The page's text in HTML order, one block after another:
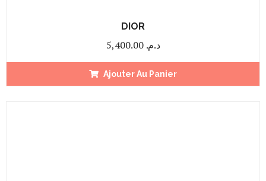
DIOR
د.م. 5,400.00
Ajouter Au Panier